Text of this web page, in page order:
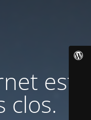
est
clos.